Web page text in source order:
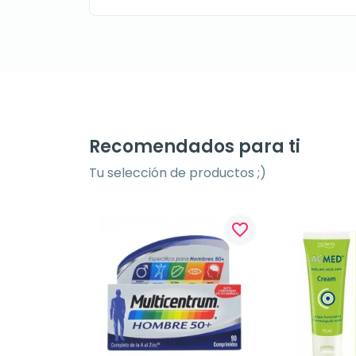
Recomendados para ti
Tu selección de productos ;)
favorite_border